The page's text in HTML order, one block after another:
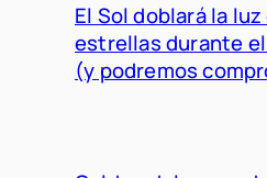
El Sol doblará la luz
estrellas durante
(y podremos